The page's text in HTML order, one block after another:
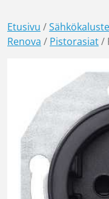
Etusivu /
Renova / Pistorasiat/